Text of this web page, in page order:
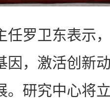
罗卫东表示，
因，激活创新
。研究中心将